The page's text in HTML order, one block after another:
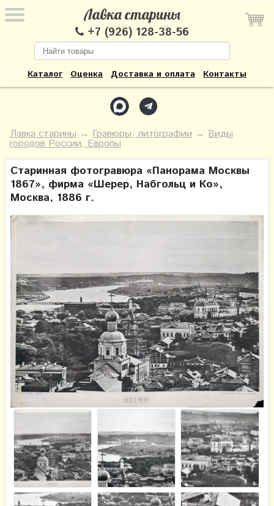
Лавка старины
+7 (926) 128-38-56
Каталог Оценка Доставка и оплата Контакты
Лавка старины → Гравюры, литографии → Виды
городов России, Европы
Старинная фотогравюра «Панорама Москвы
1867», фирма «Шерер, Набгольц и Ко»,
Москва, 1886 г.